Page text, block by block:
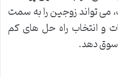
می تواند زوجین را به سمت
و انتخاب راه حل های کم
سوق دهد.